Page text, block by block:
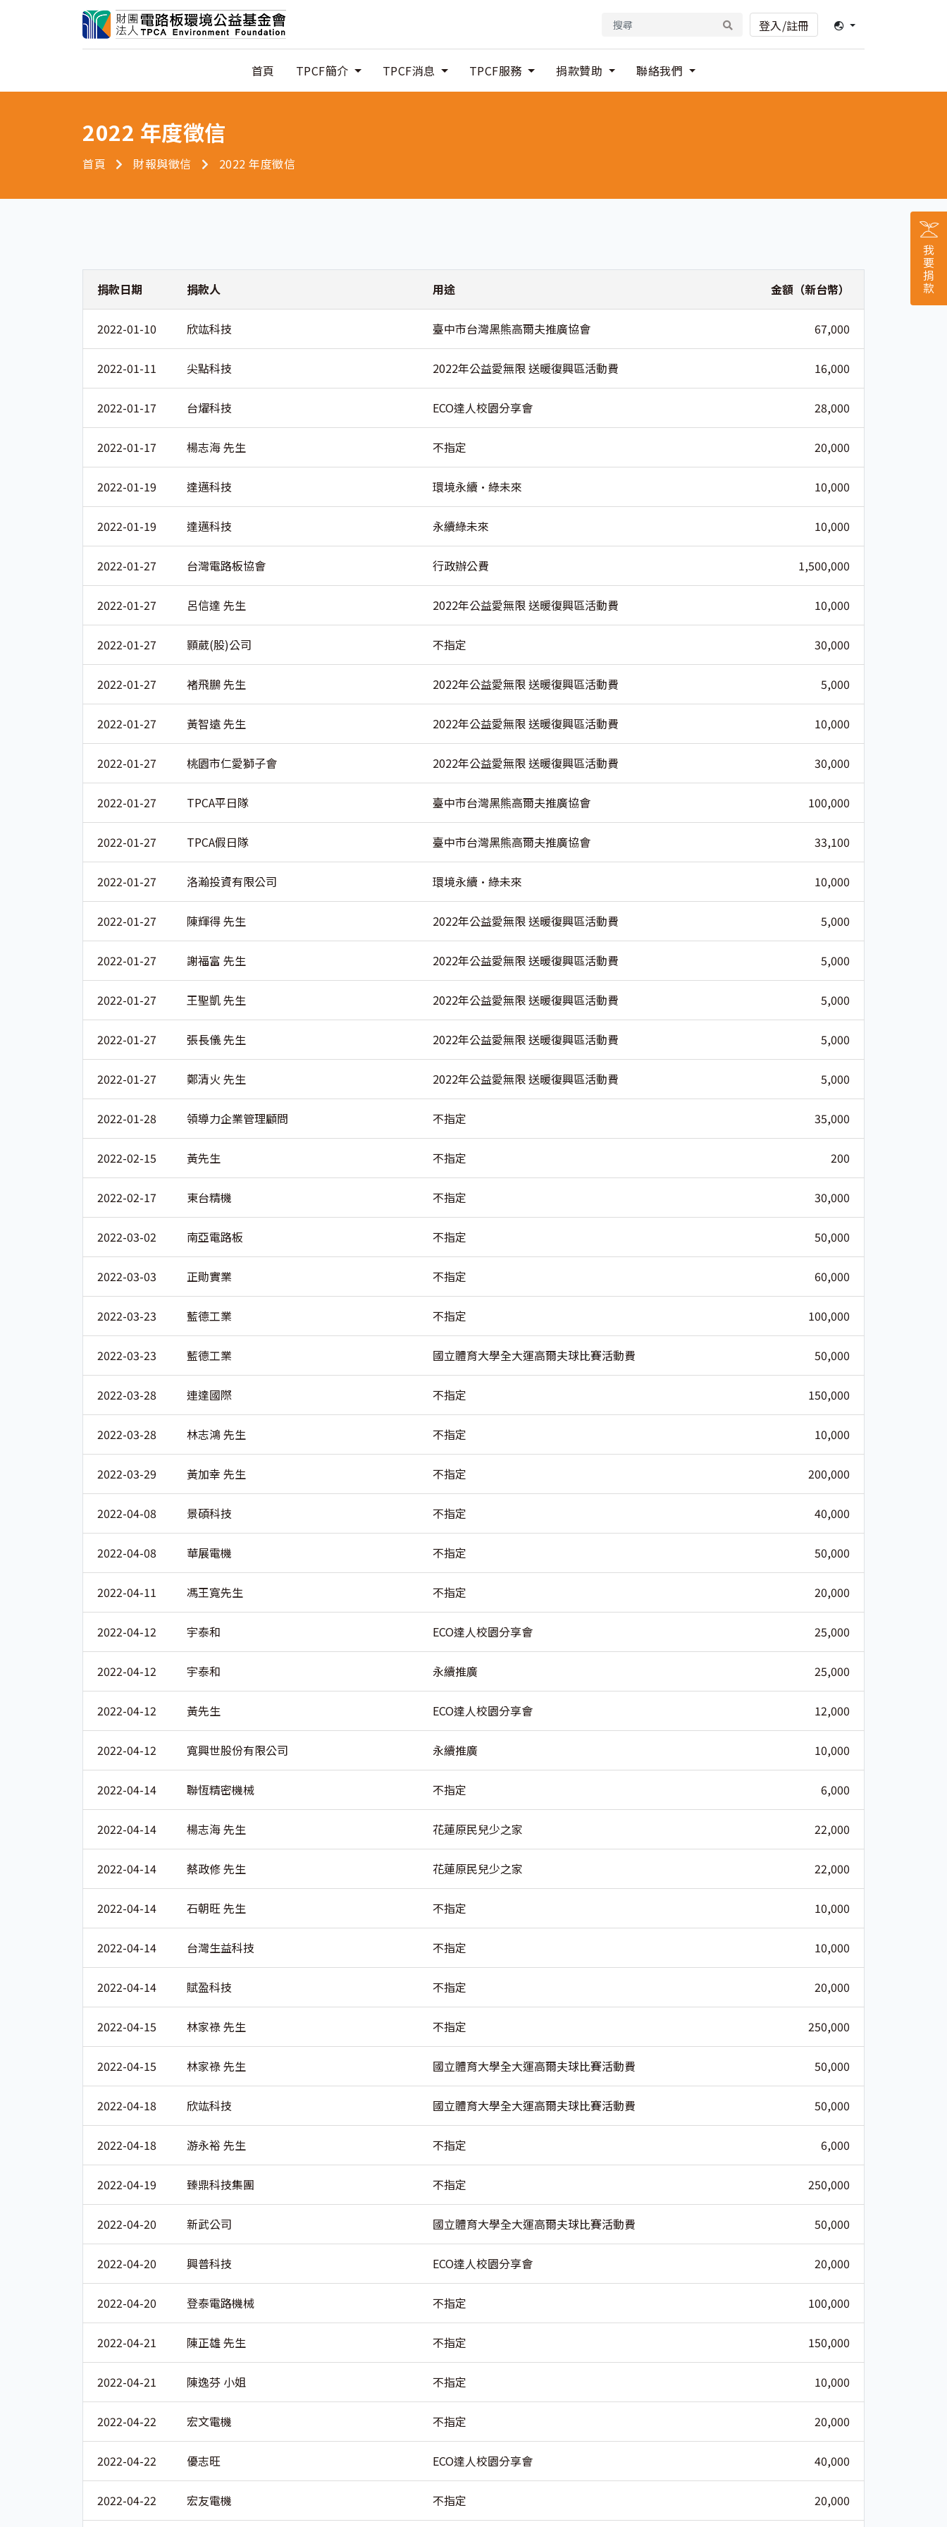
登入/註冊
首頁 TPCF簡介 TPCF消息 TPCF服務 捐款贊助 聯絡我們
2022 年度徵信
首頁 財報與徵信 2022 年度徵信
捐款日期 捐款人 用途 金額（新台幣）
2022-01-10 欣竑科技 臺中市台灣黑熊高爾夫推廣協會 67,000
2022-01-11 尖點科技 2022年公益愛無限 送暖復興區活動費 16,000
2022-01-17 台燿科技 ECO達人校園分享會 28,000
2022-01-17 楊志海 先生 不指定 20,000
2022-01-19 達邁科技 環境永續·綠未來 10,000
2022-01-19 達邁科技 永續綠未來 10,000
2022-01-27 台灣電路板協會 行政辦公費 1,500,000
2022-01-27 呂信達 先生 2022年公益愛無限 送暖復興區活動費 10,000
2022-01-27 顥葳(股)公司 不指定 30,000
2022-01-27 褚飛鵬 先生 2022年公益愛無限 送暖復興區活動費 5,000
2022-01-27 黃智遠 先生 2022年公益愛無限 送暖復興區活動費 10,000
2022-01-27 桃園市仁愛獅子會 2022年公益愛無限 送暖復興區活動費 30,000
2022-01-27 TPCA平日隊 臺中市台灣黑熊高爾夫推廣協會 100,000
2022-01-27 TPCA假日隊 臺中市台灣黑熊高爾夫推廣協會 33,100
2022-01-27 洛瀚投資有限公司 環境永續·綠未來 10,000
2022-01-27 陳輝得 先生 2022年公益愛無限 送暖復興區活動費 5,000
2022-01-27 謝福富 先生 2022年公益愛無限 送暖復興區活動費 5,000
2022-01-27 王聖凱 先生 2022年公益愛無限 送暖復興區活動費 5,000
2022-01-27 張長儀 先生 2022年公益愛無限 送暖復興區活動費 5,000
2022-01-27 鄭清火 先生 2022年公益愛無限 送暖復興區活動費 5,000
2022-01-28 領導力企業管理顧問 不指定 35,000
2022-02-15 黃先生 不指定 200
2022-02-17 東台精機 不指定 30,000
2022-03-02 南亞電路板 不指定 50,000
2022-03-03 正勛實業 不指定 60,000
2022-03-23 藍德工業 不指定 100,000
2022-03-23 藍德工業 國立體育大學全大運高爾夫球比賽活動費 50,000
2022-03-28 連達國際 不指定 150,000
2022-03-28 林志鴻 先生 不指定 10,000
2022-03-29 黃加幸 先生 不指定 200,000
2022-04-08 景碩科技 不指定 40,000
2022-04-08 華展電機 不指定 50,000
2022-04-11 馮王寬先生 不指定 20,000
2022-04-12 宇泰和 ECO達人校園分享會 25,000
2022-04-12 宇泰和 永續推廣 25,000
2022-04-12 黃先生 ECO達人校園分享會 12,000
2022-04-12 寬興世股份有限公司 永續推廣 10,000
2022-04-14 聯恆精密機械 不指定 6,000
2022-04-14 楊志海 先生 花蓮原民兒少之家 22,000
2022-04-14 蔡政修 先生 花蓮原民兒少之家 22,000
2022-04-14 石朝旺 先生 不指定 10,000
2022-04-14 台灣生益科技 不指定 10,000
2022-04-14 賦盈科技 不指定 20,000
2022-04-15 林家祿 先生 不指定 250,000
2022-04-15 林家祿 先生 國立體育大學全大運高爾夫球比賽活動費 50,000
2022-04-18 欣竑科技 國立體育大學全大運高爾夫球比賽活動費 50,000
2022-04-18 游永裕 先生 不指定 6,000
2022-04-19 臻鼎科技集團 不指定 250,000
2022-04-20 新武公司 國立體育大學全大運高爾夫球比賽活動費 50,000
2022-04-20 興普科技 ECO達人校園分享會 20,000
2022-04-20 登泰電路機械 不指定 100,000
2022-04-21 陳正雄 先生 不指定 150,000
2022-04-21 陳逸芬 小姐 不指定 10,000
2022-04-22 宏文電機 不指定 20,000
2022-04-22 優志旺 ECO達人校園分享會 40,000
2022-04-22 宏友電機 不指定 20,000